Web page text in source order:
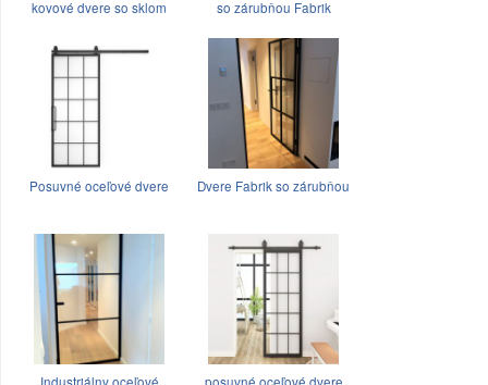
kovové dvere so sklom
so zárubňou Fabrik
Posuvné oceľové dvere Dvere Fabrik so zárubňou